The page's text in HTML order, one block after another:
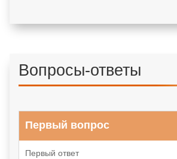
Вопросы-ответы
Первый вопрос
Первый ответ